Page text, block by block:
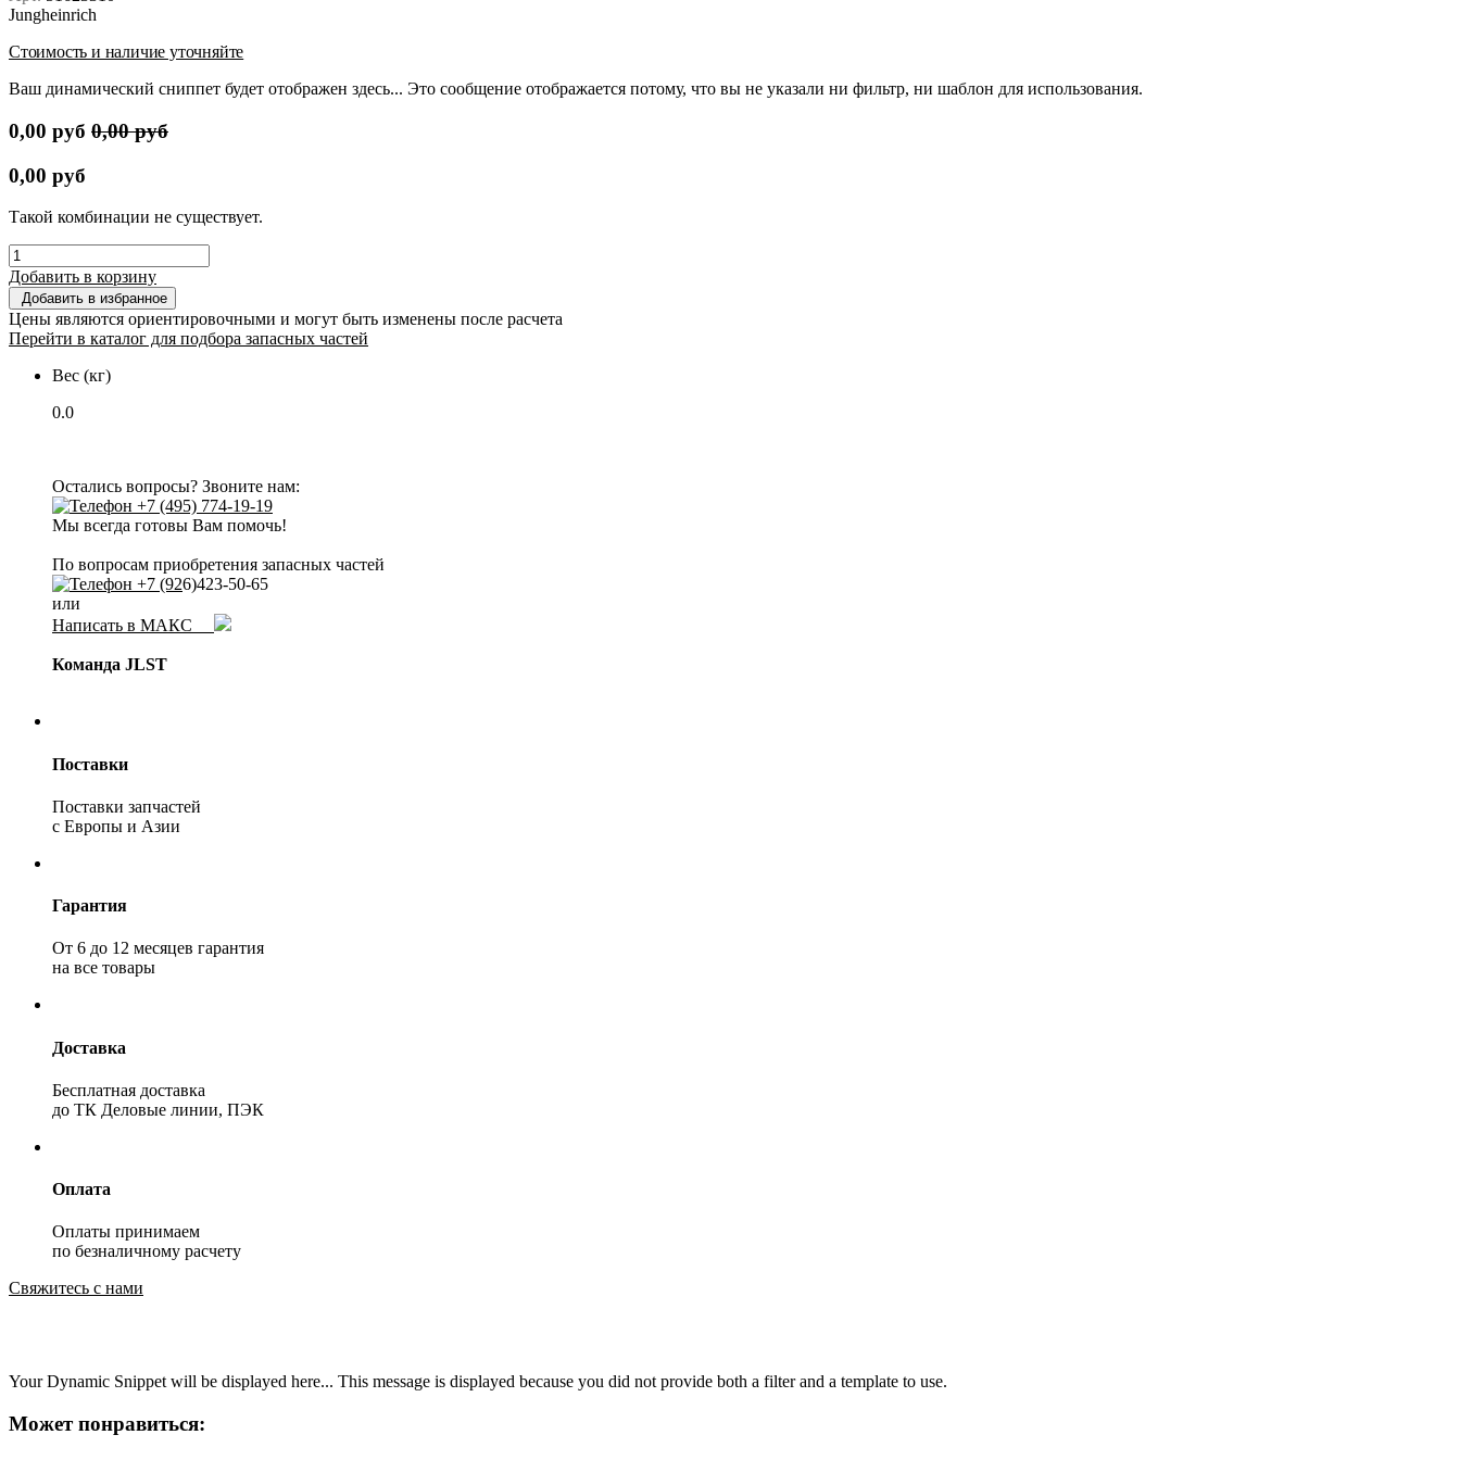
Jungheinrich
Стоимость и наличие уточняйте
Ваш динамический сниппет будет отображен здесь... Это сообщение отображается потому, что вы не указали ни фильтр, ни шаблон для использования.
0,00 руб 0,00руб
0,00 руб
Такой комбинации не существует.
Добавить в корзину
Добавить в избранное
Цены являются ориентировочными и могут быть изменены после расчета
Перейти в каталог для подбора запасных частей
Вес (кг)
0.0
Остались вопросы? Звоните нам:
+7 (495) 774-19-19
Мы всегда готовы Вам помочь!
По вопросам приобретения запасных частей
+7 (926)423-50-65
или
Написать в МАКС
Команда JLST
Поставки
Поставки запчастей
с Европы и Азии
Гарантия
От 6 до 12 месяцев гарантия
на все товары
Доставка
Бесплатная доставка
до ТК Деловые линии, ПЭК
Оплата
Оплаты принимаем
по безналичному расчету
Свяжитесь с нами
Your Dynamic Snippet will be displayed here... This message is displayed because you did not provide both a filter and a template to use.
Может понравиться: